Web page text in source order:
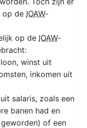
op de IOAW-
op de IOAW-
winst uit
inkomen uit
salaris, zoals een
banen had en
of een